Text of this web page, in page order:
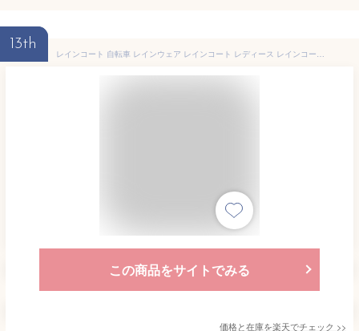
13th
レインコート 自転車 レインウェア レインコート レディース レインコートメンズ ロング丈 自転車 リュック対応 多機能 レインコート リュック対応 通勤 軽量 レインスーツ レインコート通学 防風防水 防水収納袋付 梅雨対策 レインウェア
この商品をサイトでみる
価格と在庫を楽天でチェック >>